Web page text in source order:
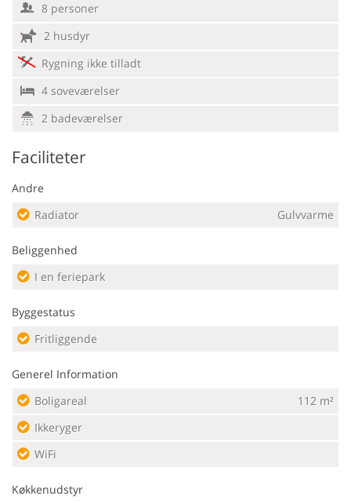
8 personer
2 husdyr
Rygning ikke tilladt
4 soveværelser
2 badeværelser
Faciliteter
Andre
Radiator
Gulvvarme
Beliggenhed
I en feriepark
Byggestatus
Fritliggende
Generel Information
Boligareal
112 m²
Ikkeryger
WiFi
Køkkenudstyr